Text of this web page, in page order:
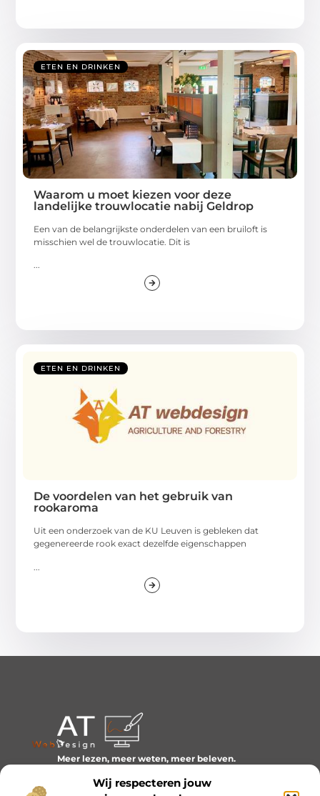
Wij respecteren jouw
ETEN EN DRINKEN
Waarom u moet kiezen voor deze
landelijke trouwlocatie nabij Geldrop
Een van de belangrijkste onderdelen van een bruiloft is
misschien wel de trouwlocatie. Dit is
...
ETEN EN DRINKEN
De voordelen van het gebruik van
rookaroma
Uit een onderzoek van de KU Leuven is gebleken dat
gegenereerde rook exact dezelfde eigenschappen
Meer lezen, meer weten, meer beleven.
het dagelijks leven boeiend maakt.